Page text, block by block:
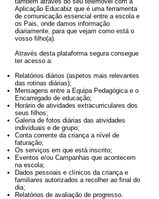
Aplicação Educabiz que é uma ferramenta
de comunicação essencial entre a escola e
os Pais, onde damos informação
diariamente, para que vejam como está o
vosso filho(a).
Através desta plataforma segura consegue
ter acesso a:
Relatórios diários (aspetos mais relevantes
das rotinas diárias);
Mensagens entre a Equipa Pedagógica e o
Encarregado de educação;
Horário de atividades extracurriculares dos
seus filhos;
Galeria de fotos diárias das atividades
individuais e de grupo;
Conta corrente da criança a nível de
faturação;
Os serviços em que está inscrito;
Eventos e/ou Campanhas que acontecem
na escola;
Dados pessoais e clínicos da criança e
familiares autorizados a recolher ao final do
dia;
Relatórios de avaliação de progresso.